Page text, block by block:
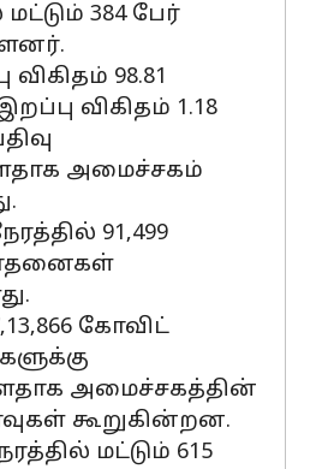
384 பேர்
98.81
விகிதம் 1.18
அமைச்சகம்
91,499
கோவிட்
அமைச்சகத்தின்
கூறுகின்றன.
மட்டும் 615